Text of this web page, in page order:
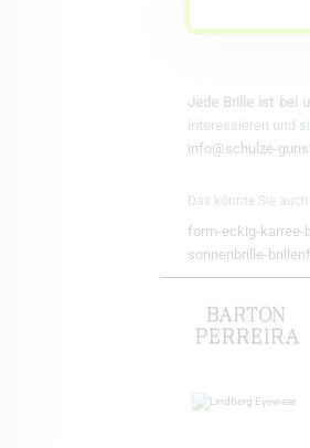
Jede Brille ist bei
interessieren und
info@schulze-
Das könnte Sie
form-eckig-karree-
sonnenbrille-